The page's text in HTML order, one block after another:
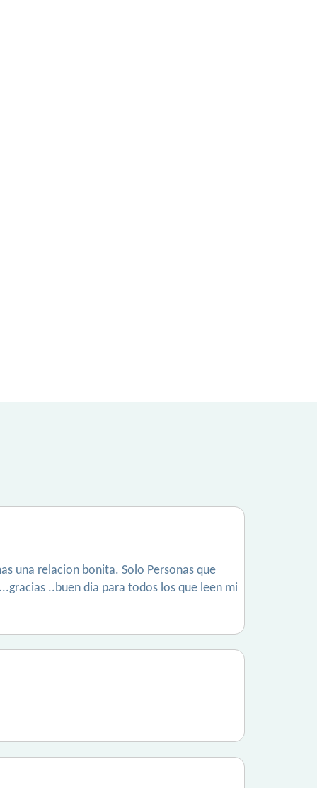
una relacion bonita. Solo Personas que
..buen dia para todos los que leen mi